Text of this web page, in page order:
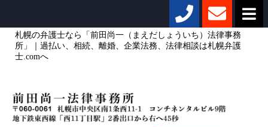
札幌の弁護士なら「前田尚一（まえだしょういち）法律事務
所」｜過払い、相続、離婚、企業法務、法律相談は札幌弁護
士.comへ